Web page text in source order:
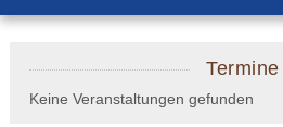
Termine
Keine Veranstaltungen gefunden